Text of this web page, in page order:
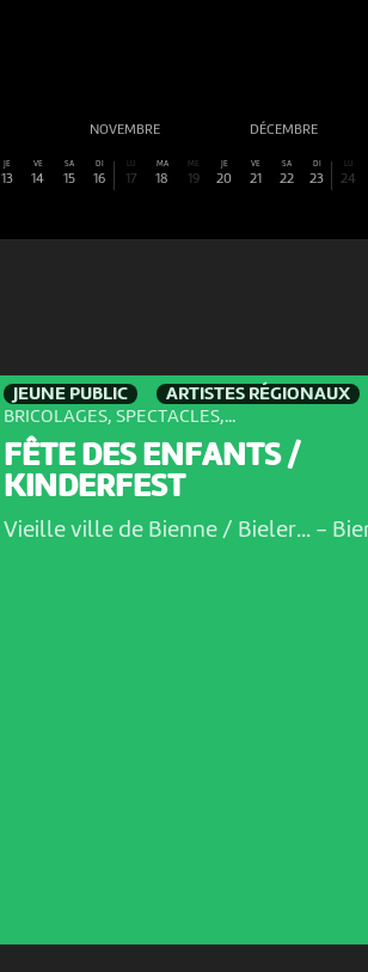
NOVEMBRE DÉCEMBRE
JE
13
VE
14
SA
15
DI
16
LU
17
MA
18
ME
19
JE
20
VE
21
SA
22
DI
23
LU
24
JEUNE PUBLIC
ARTISTES RÉGIONAUX
BRICOLAGES, SPECTACLES,...
FÊTE DES ENFANTS /
KINDERFEST
Vieille ville de Bienne / Bieler... -